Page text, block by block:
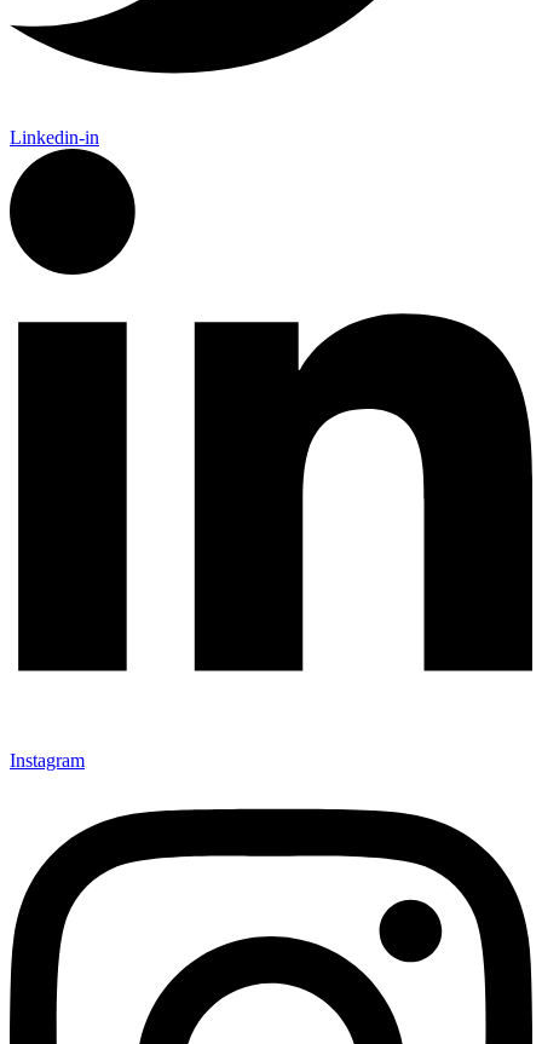
Linkedin-in
Instagram